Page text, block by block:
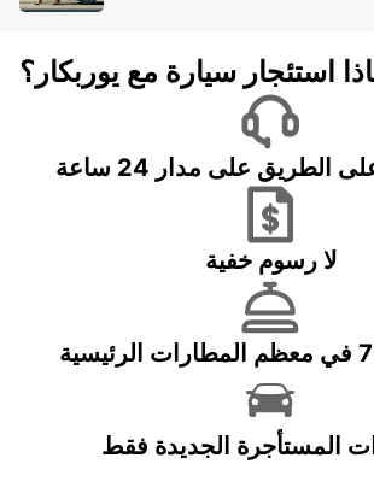
استئجار سيارة مع يوربكار؟
الطريق على مدار 24 ساعة
لا رسوم خفية
المستأجرة الجديدة فقط